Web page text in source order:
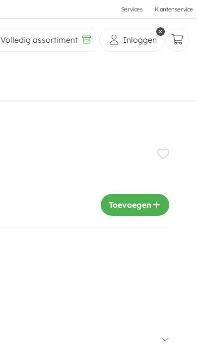
Services Klantenservice
Volledig assortiment Inloggen
Toevoegen